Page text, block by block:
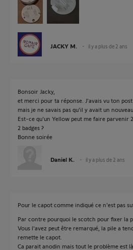
JACKY M. il y a plus de 2 ans
Bonsoir Jacky,
et merci pour ta réponse. J'avais vu ton
mais je ne savais pas qu'il y avait un
Est-ce qu'un Yellow peut me faire parvenir
2 badges ?
Bonne soirée
Daniel K. il y a plus de 2 ans
Pour le capot comme indiqué ce n'est pas
Par contre pourquoi le scotch pour fixer la
Vous l'avez peut être remarqué, la pile a
remette le capot.
Ca parait anodin mais tout le problème est